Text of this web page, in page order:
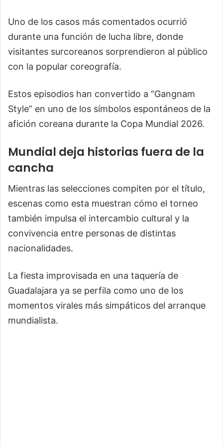
Uno de los casos más comentados ocurrió
durante una función de lucha libre, donde
visitantes surcoreanos sorprendieron al público
con la popular coreografía.
Estos episodios han convertido a “Gangnam
Style” en uno de los símbolos espontáneos de la
afición coreana durante la Copa Mundial 2026.
Mundial deja historias fuera de la
cancha
Mientras las selecciones compiten por el título,
escenas como esta muestran cómo el torneo
también impulsa el intercambio cultural y la
convivencia entre personas de distintas
nacionalidades.
La fiesta improvisada en una taquería de
Guadalajara ya se perfila como uno de los
momentos virales más simpáticos del arranque
mundialista.